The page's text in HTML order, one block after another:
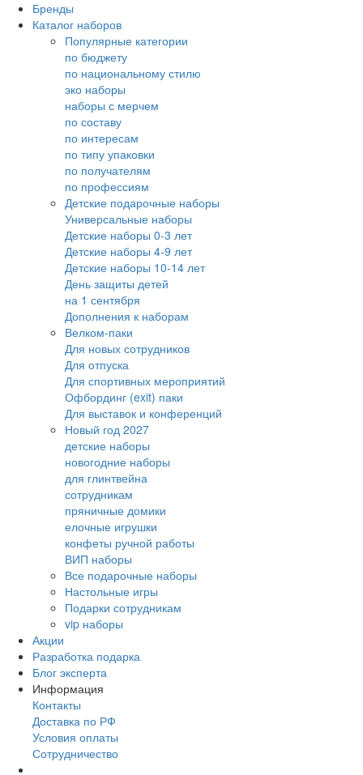
Бренды
Каталог наборов
Популярные категории
по бюджету
по национальному стилю
эко наборы
наборы с мерчем
по составу
по интересам
по типу упаковки
по получателям
по профессиям
Детские подарочные наборы
Универсальные наборы
Детские наборы 0-3 лет
Детские наборы 4-9 лет
Детские наборы 10-14 лет
День защиты детей
на 1 сентября
Дополнения к наборам
Велком-паки
Для новых сотрудников
Для отпуска
Для спортивных мероприятий
Офбординг (exit) паки
Для выставок и конференций
Новый год 2027
детские наборы
новогодние наборы
для глинтвейна
сотрудникам
пряничные домики
елочные игрушки
конфеты ручной работы
ВИП наборы
Все подарочные наборы
Настольные игры
Подарки сотрудникам
vip наборы
Акции
Разработка подарка
Блог эксперта
Информация
Контакты
Доставка по РФ
Условия оплаты
Сотрудничество